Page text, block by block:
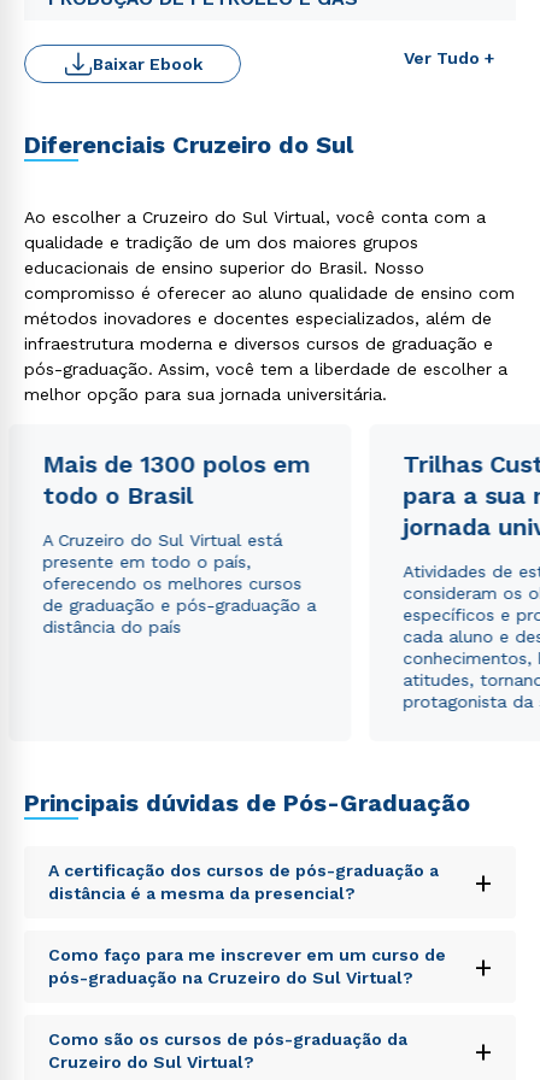
Ver Tudo +
Baixar Ebook
Diferenciais Cruzeiro do Sul
Ao escolher a Cruzeiro do Sul Virtual, você conta com a
qualidade e tradição de um dos maiores grupos
educacionais de ensino superior do Brasil. Nosso
compromisso é oferecer ao aluno qualidade de ensino com
métodos inovadores e docentes especializados, além de
infraestrutura moderna e diversos cursos de graduação e
pós-graduação. Assim, você tem a liberdade de escolher a
melhor opção para sua jornada universitária.
Mais de 1300 polos em
todo o Brasil
A Cruzeiro do Sul Virtual está
presente em todo o país,
oferecendo os melhores cursos
de graduação e pós-graduação a
distância do país
Trilhas
para a sua
jornada
Atividades de
consideram os
específicos e
cada aluno e
conhecimentos,
atitudes,
protagonista da
Principais dúvidas de Pós-Graduação
A certificação dos cursos de pós-graduação a
distância é a mesma da presencial?
+
Sed ut perspiciatis unde omnis iste natus error sit
voluptatem accusantium doloremque laudantium,
totam rem aperiam, eaque ipsa quae ab illo inventore
explicabo. Nemo enim ipsam voluptatem quia
voluptas sit aspernatur aut odit aut fugit, sed quia
Como faço para me inscrever em um curso de
pós-graduação na Cruzeiro do Sul Virtual?
+
Sed ut perspiciatis unde omnis iste natus error sit
voluptatem accusantium doloremque laudantium,
Como são os cursos de pós-graduação da
Cruzeiro do Sul Virtual?
+
Rápido e fácil
WhatsApp
ou
Estou de acordo com aPolítica de Privacidade.e
autorizo que meus dados sejam utilizados para o